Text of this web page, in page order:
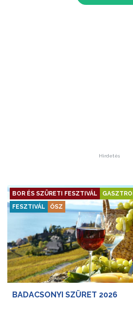
Hirdetés
BOR ÉS SZÜRETI FESZTIVÁL
FESZTIVÁL
ŐSZ
BADACSONYI SZÜRET 2026